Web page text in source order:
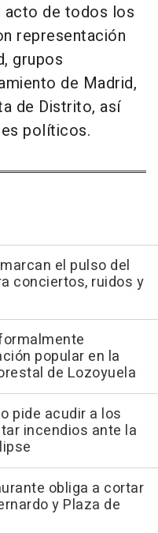
acto de todos los
representación
grupos
de Madrid,
de Distrito, así
políticos.
el pulso del
conciertos, ruidos y
popular en la
de Lozoyuela
pide acudir a los
incendios ante la
obliga a cortar
y Plaza de